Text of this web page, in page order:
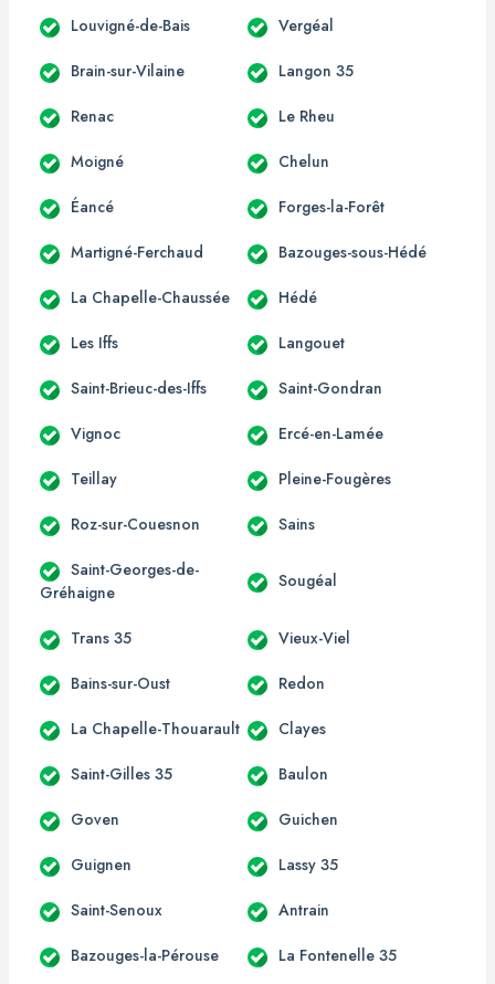
Louvigné-de-Bais Vergéal
Brain-sur-Vilaine Langon 35
Renac Le Rheu
Moigné Chelun
Éancé Forges-la-Forêt
Martigné-Ferchaud Bazouges-sous-Hédé
La Chapelle-Chaussée Hédé
Les Iffs Langouet
Saint-Brieuc-des-Iffs Saint-Gondran
Vignoc Ercé-en-Lamée
Teillay Pleine-Fougères
Roz-sur-Couesnon Sains
Saint-Georges-de-
Gréhaigne
Sougéal
Trans 35 Vieux-Viel
Bains-sur-Oust Redon
La Chapelle-Thouarault Clayes
Saint-Gilles 35 Baulon
Goven Guichen
Guignen Lassy 35
Saint-Senoux Antrain
Bazouges-la-Pérouse La Fontenelle 35